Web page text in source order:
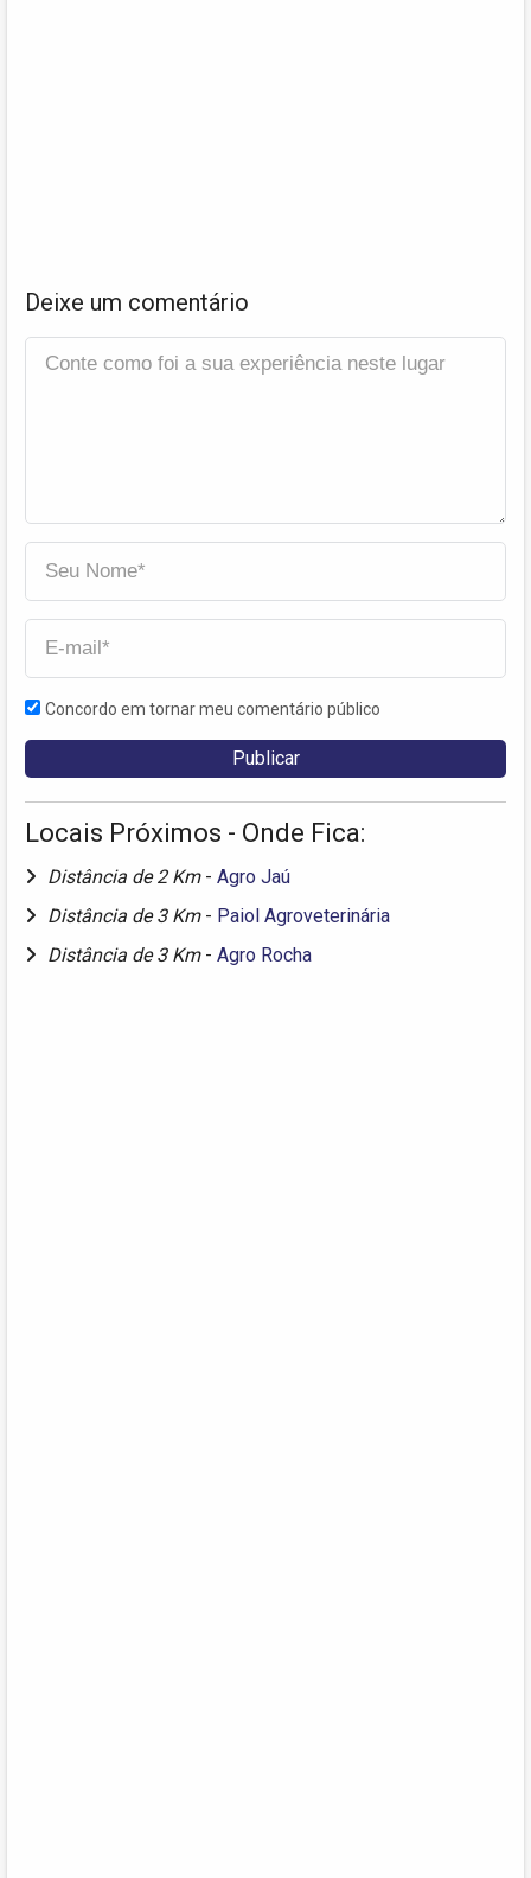
Deixe um comentário
Concordo em tornar meu comentário público
Locais Próximos - Onde Fica:
Distância de 2 Km - Agro Jaú
Distância de 3 Km - Paiol Agroveterinária
Distância de 3 Km - Agro Rocha